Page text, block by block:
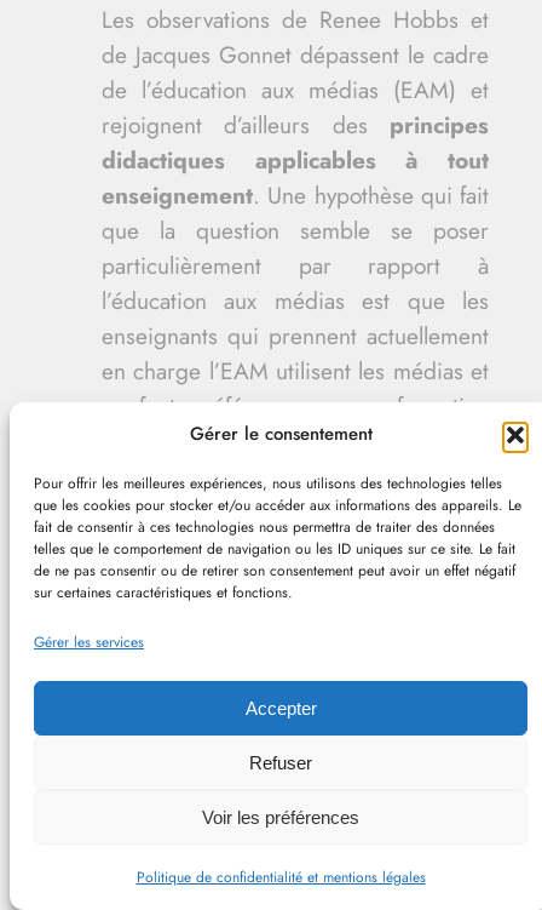
Gérer le consentement
Pour offrir les meilleures expériences, nous utilisons des technologies telles
que les cookies pour stocker et/ou accéder aux informations des appareils. Le
fait de consentir à ces technologies nous permettra de traiter des données
telles que le comportement de navigation ou les ID uniques sur ce site. Le fait
de ne pas consentir ou de retirer son consentement peut avoir un effet négatif
sur certaines caractéristiques et fonctions.
Gérer les services
Accepter
Refuser
Voir les préférences
Politique de confidentialité et mentions légales
Les observations de Renee Hobbs et
de Jacques Gonnet dépassent le cadre
de l’éducation aux médias (EAM) et
rejoignent d’ailleurs des principes
didactiques applicables à tout
enseignement. Une hypothèse qui fait
que la question semble se poser
particulièrement par rapport à
l’éducation aux médias est que les
enseignants qui prennent actuellement
en charge l’EAM utilisent les médias et
y font référence sans formation
spécifique, sans être des enseignants
spécialisés dans l’enseignement des
médias et de l’information comme ils le
sont dans leur discipline de
rattachement (lettres, histoire-géo…).
Une certaine idéologie voudrait que l’école
soit « neutre », maisla neutralité
entendue comme absence
d’engagement est totalement
. Le relativisme absolu ne tient
pas en éducation (cf.Qu’est-ce que le
épistémologiquesetprésupposés